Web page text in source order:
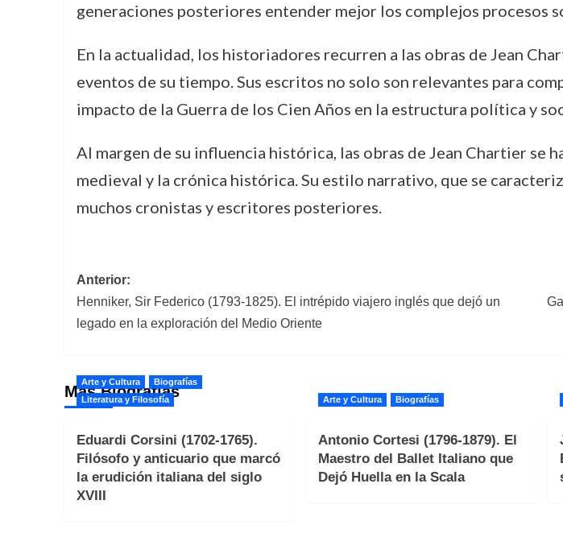
generaciones posteriores entender mejor los complejos procesos
En la actualidad, los historiadores recurren a las obras de Jean
eventos de su tiempo. Sus escritos no solo son relevantes para
impacto de la Guerra de los Cien Años en la estructura política y
Al margen de su influencia histórica, las obras de Jean Chartier se
medieval y la crónica histórica. Su estilo narrativo, que se
muchos cronistas y escritores posteriores.
Navegación
de
Anterior:
Henniker, Sir Federico (1793-1825). El intrépido viajero inglés que dejó un
legado en la exploración del Medio Oriente
Más Biografías
Arte y Cultura
Biografías
Literatura y Filosofía
Eduardi Corsini (1702-1765).
Filósofo y anticuario que marcó
la erudición italiana del siglo
XVIII
Arte y Cultura Biografías
Antonio Cortesi (1796-1879). El
Maestro del Ballet Italiano que
Dejó Huella en la Scala